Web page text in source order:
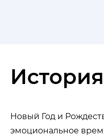
История
Новый Год и
эмоциональное